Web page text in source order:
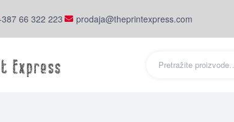
66 322 223 prodaja@theprintexpress.com